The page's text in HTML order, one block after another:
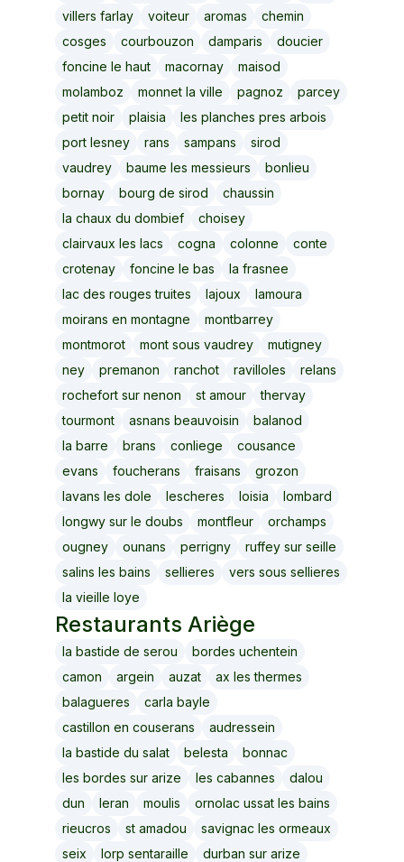
villers farlay voiteur aromas
chemin
cosges
courbouzon damparis
doucier
foncine le haut
macornay
maisod
molamboz
monnet la ville pagnoz
parcey
petit noir
plaisia
les planches pres arbois
port lesney
rans sampans
sirod
vaudrey
baume les messieurs
bonlieu
bornay
bourg de sirod
chaussin
la chaux du dombief
choisey
clairvaux les lacs
cogna colonne
conte
crotenay
foncine le bas
la frasnee
lac des rouges truites
lajoux
lamoura
moirans en montagne
montbarrey
montmorot
mont sous vaudrey
mutigney
ney
premanon ranchot ravilloles
relans
rochefort sur nenon
st amour
thervay
tourmont
asnans beauvoisin
balanod
la barre
brans conliege
cousance
evans
foucherans fraisans
grozon
lavans les dole
lescheres loisia
lombard
longwy sur le doubs
montfleur
orchamps
ougney
ounans perrigny
ruffey sur seille
salins les bains
sellieres
vers sous sellieres
la vieille loye
Restaurants Ariège
la bastide de serou
bordes uchentein
camon
argein auzat
ax les thermes
balagueres
carla bayle
castillon en couserans
audressein
la bastide du salat
belesta
bonnac
les bordes sur arize
les cabannes
dalou
dun
leran moulis
ornolac ussat les bains
rieucros
st amadou
savignac les ormeaux
seix
lorp sentaraille
durban sur arize